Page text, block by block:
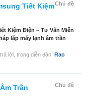
Chủ đề
Tiết Kiệm
Kiệm Điện – Tư Vấn Miễn
lắp máy lạnh âm trần
trả lời, trong diễn đàn: Rao
Chủ đề
Trần